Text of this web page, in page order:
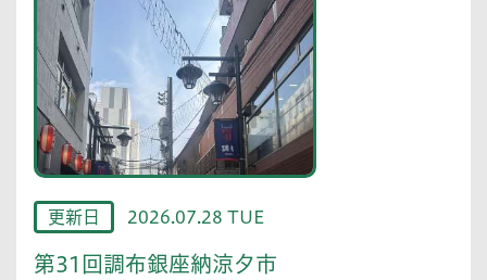
更新日 2026.07.28 TUE
第31回調布銀座納涼夕市